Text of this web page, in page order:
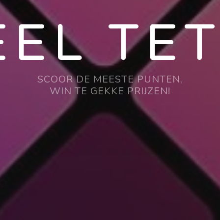
SCOOR DE MEESTE PUNTEN,
WIN TE GEKKE PRIJZEN!